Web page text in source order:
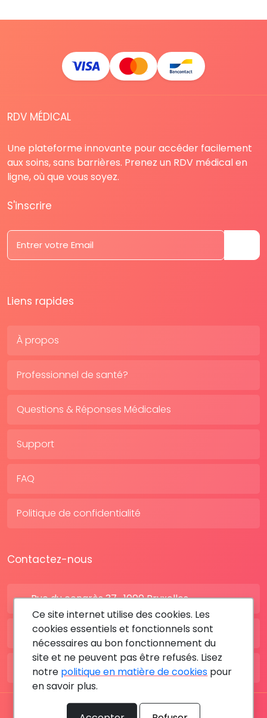
RDV MÉDICAL
Une plateforme innovante pour accéder facilement
aux soins, sans barrières. Prenez un RDV médical en
ligne, où que vous soyez.
S'inscrire
Liens rapides
À propos
Professionnel de santé?
Questions & Réponses Médicales
Support
FAQ
Politique de confidentialité
Contactez-nous
Rue du congrès 37 , 1000 Bruxelles
BE: +32 28080227
FR: +33 183642895
Tous les droits sont réservés © 2026 RDV MÉDICAL By
Ce site internet utilise des cookies. Les
cookies essentiels et fonctionnels sont
nécessaires au bon fonctionnement du
site et ne peuvent pas être refusés. Lisez
notre politique en matière de cookies pour
en savoir plus.